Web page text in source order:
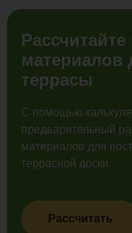
материалов
террасы
С помощью
предварительный
материалов для
террасной доски.
Рассчитать